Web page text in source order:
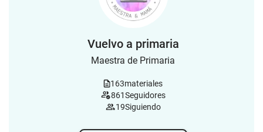
Vuelvo a primaria
Maestra de Primaria
163materiales
861Seguidores
19Siguiendo